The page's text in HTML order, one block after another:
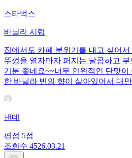
스타벅스
바닐라 시럽
집에서도 카페 분위기를 내고 싶어
뚜껑을 열자마자 퍼지는 달콤하고
기분 좋네요~~ ​너무 인위적인 단맛
한 바닐라 빈의 향이 살아있어서 대
낸데
평점 5점
조회수 4526.03.21